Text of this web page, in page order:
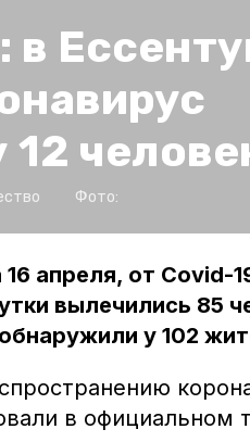
Фото:
апреля, от Covid-
вылечились 85
у 102
в официальном